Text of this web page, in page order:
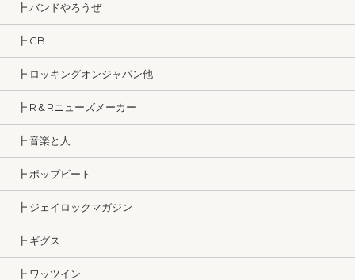
┣ バンドやろうぜ
┣ GB
┣ ロッキングオンジャパン他
┣ R＆Rニューズメーカー
┣ 音楽と人
┣ ポップビート
┣ ジェイロックマガジン
┣ ギグス
┣ ワッツイン